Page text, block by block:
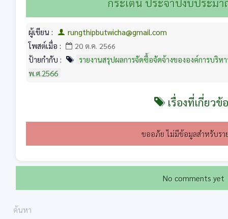
ผู้เขียน :
rungthipbutwicha@gmail.com
โพสต์เมื่อ :
20 ต.ค. 2566
ป้ายกำกับ :
รายงานสรุปผลการจัดซื้อจัดจ้างขององค์การบริ
พ.ศ.2566
เรื่องที่เกี่ยวข้
ขออภัย ไม่มีข้อมูลสำหรับรา
No comments yet